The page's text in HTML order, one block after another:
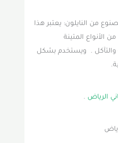
من النايلون: يعتبر هذا
الأنواع المتينة
والتآكل . ويستخدم بشكل
الرياض .